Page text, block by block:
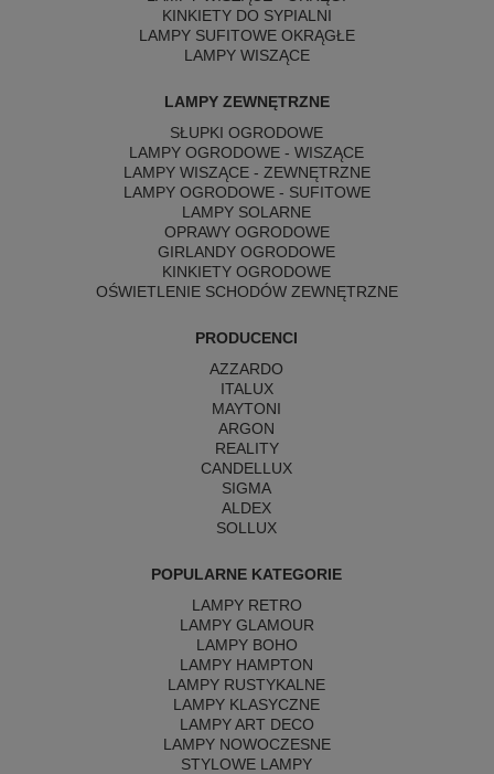
KINKIETY DO SYPIALNI
LAMPY SUFITOWE OKRĄGŁE
LAMPY WISZĄCE
LAMPY ZEWNĘTRZNE
SŁUPKI OGRODOWE
LAMPY OGRODOWE - WISZĄCE
LAMPY WISZĄCE - ZEWNĘTRZNE
LAMPY OGRODOWE - SUFITOWE
LAMPY SOLARNE
OPRAWY OGRODOWE
GIRLANDY OGRODOWE
KINKIETY OGRODOWE
OŚWIETLENIE SCHODÓW ZEWNĘTRZNE
PRODUCENCI
AZZARDO
ITALUX
MAYTONI
ARGON
REALITY
CANDELLUX
SIGMA
ALDEX
SOLLUX
POPULARNE KATEGORIE
LAMPY RETRO
LAMPY GLAMOUR
LAMPY BOHO
LAMPY HAMPTON
LAMPY RUSTYKALNE
LAMPY KLASYCZNE
LAMPY ART DECO
LAMPY NOWOCZESNE
STYLOWE LAMPY